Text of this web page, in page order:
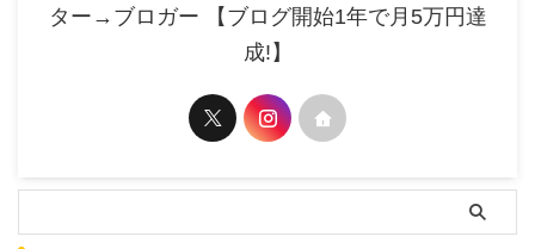
ター→ブロガー 【ブログ開始1年で月5万円達
成!】